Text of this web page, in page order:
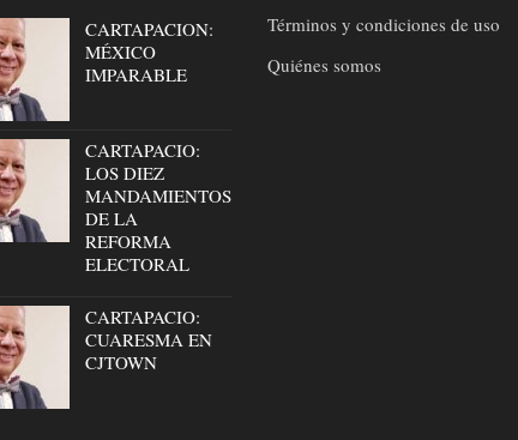
CARTAPACION:
MÉXICO
IMPARABLE
CARTAPACIO:
LOS DIEZ
MANDAMIENTOS
DE LA
REFORMA
ELECTORAL
CARTAPACIO:
CUARESMA EN
CJTOWN
Términos y condiciones de uso
Quiénes somos